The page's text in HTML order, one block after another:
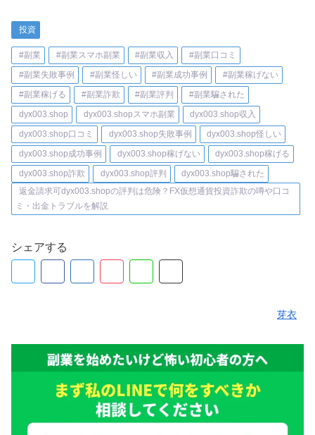
投資
#副業 #副業スマホ副業 #副業収入
#副業口コミ
#副業失敗事例
#副業怪しい #副業成功事例
#副業稼げない
#副業稼げる
#副業詐欺 #副業評判
#副業騙された
dyx003.shop
dyx003.shopスマホ副業
dyx003.shop収入
dyx003.shop口コミ
dyx003.shop失敗事例
dyx003.shop怪しい
dyx003.shop成功事例
dyx003.shop稼げない
dyx003.shop稼げる
dyx003.shop詐欺
dyx003.shop評判
dyx003.shop騙された
返金請求可dyx003.shopの評判は危険？FX仮想通貨投資詐欺の噂や口コ
ミ・出金トラブルを解説
シェアする
芽衣